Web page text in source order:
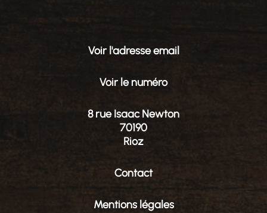
Voir l'adresse email
Voir le numéro
8 rue Isaac Newton
70190
Rioz
Contact
Mentions légales